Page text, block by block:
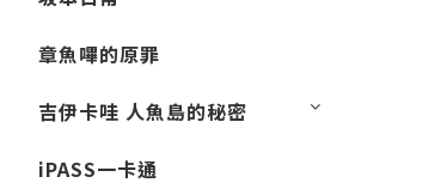
章魚嗶的原罪
吉伊卡哇 人魚島的秘密
iPASS一卡通